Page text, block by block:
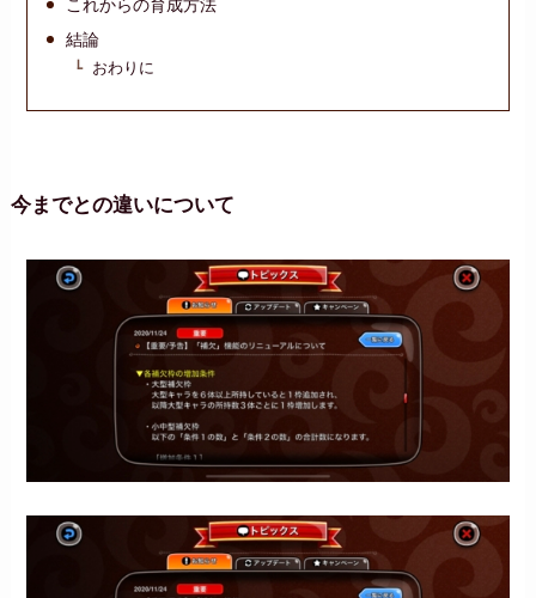
これからの育成方法
結論
おわりに
今までとの違いについて